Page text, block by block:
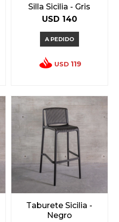
Silla Sicilia - Gris
USD 140
A PEDIDO
USD 119
Taburete Sicilia -
Negro